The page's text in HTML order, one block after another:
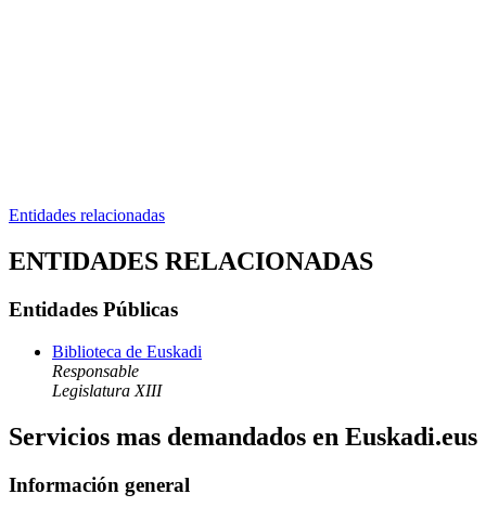
Entidades relacionadas
ENTIDADES RELACIONADAS
Entidades Públicas
Biblioteca de Euskadi
Responsable
Legislatura XIII
Servicios mas demandados en Euskadi.eus
Información general